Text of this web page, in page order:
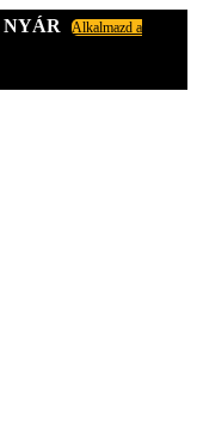
NYÁR
Alkalmazd a